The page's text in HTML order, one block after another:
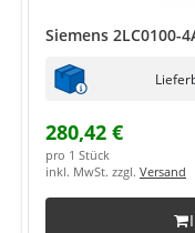
Siemens 2LC0100-
280,42 €
pro 1 Stück
inkl. MwSt. zzgl. Versand